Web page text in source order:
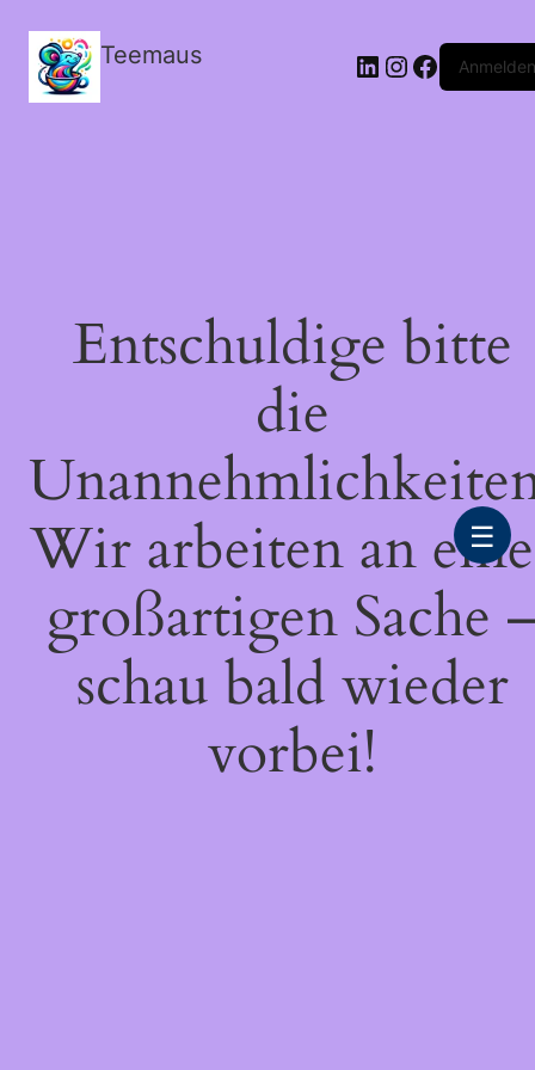
Teemaus LinkedIn
Instagram
FacebookAnmelden
Entschuldige bitte
die
Wir arbeiten an
großartigen Sache
schau bald wieder
vorbei!
☰